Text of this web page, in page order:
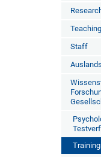
Teaching
Staff